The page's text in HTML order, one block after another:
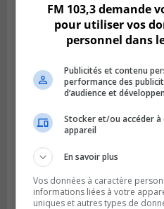
BROSSARD
Publié le 2 août 2026 à 23h04
Rappel de quatre
Brossard
FM 103,3 demande
pour utiliser vos
personnel dans
Publicités et contenu
performance des
d’audience et
Stocker et/ou accéder
appareil
En savoir plus
Vos données à caractère
informations liées à votre
uniques et autres types de